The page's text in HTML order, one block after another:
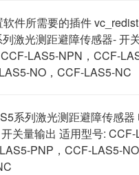
件所需要的插件
激光测距避障传感器- 开
LAS5-NPN，CCF-
NO，CCF-LAS5-NC
系列激光测距避障传感器
关量输出 适用型号:
PNP，CCF-LAS5-NO